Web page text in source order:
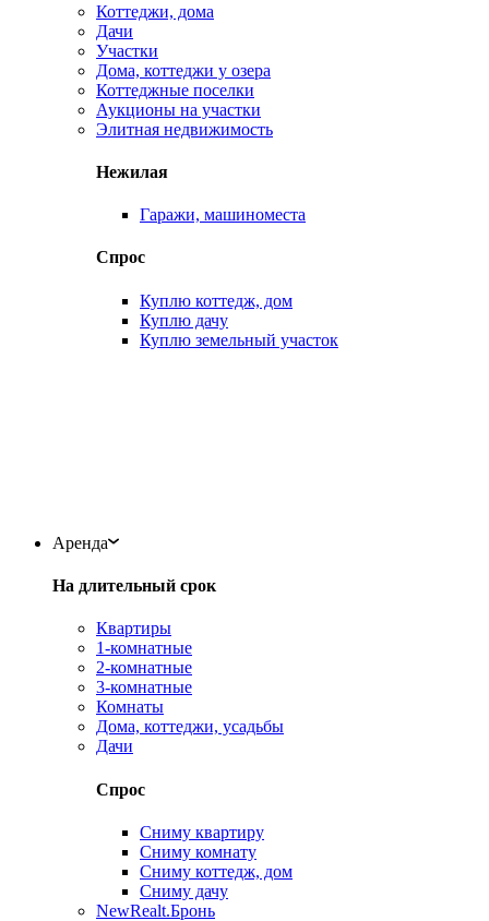
Коттеджи, дома
Дачи
Участки
Дома, коттеджи у озера
Коттеджные поселки
Аукционы на участки
Элитная недвижимость
Нежилая
Гаражи, машиноместа
Спрос
Куплю коттедж, дом
Куплю дачу
Куплю земельный участок
Аренда
На длительный срок
Квартиры
1-комнатные
2-комнатные
3-комнатные
Комнаты
Дома, коттеджи, усадьбы
Дачи
Спрос
Сниму квартиру
Сниму комнату
Сниму коттедж, дом
Сниму дачу
NewRealt.Бронь